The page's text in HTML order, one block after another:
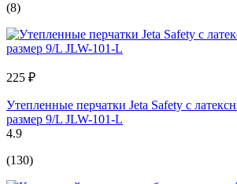
(8)
225 ₽
Утепленные перчатки Jeta Safety с
размер 9/L JLW-101-L
4.9
(130)